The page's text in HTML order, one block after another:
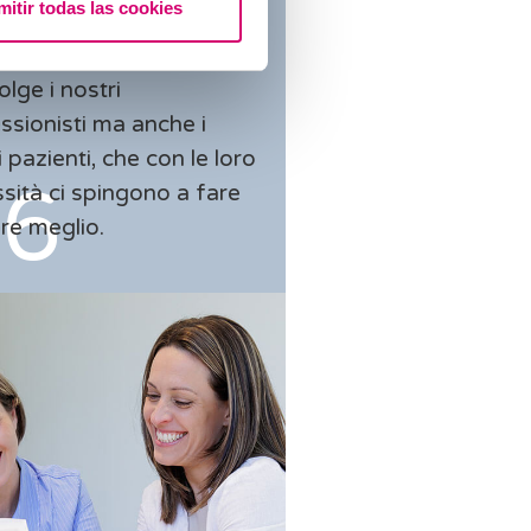
todas las cookies
obiettivo comune. Il
i nostri
ma anche i
pazienti, che con le loro
ci spingono a fare
meglio.